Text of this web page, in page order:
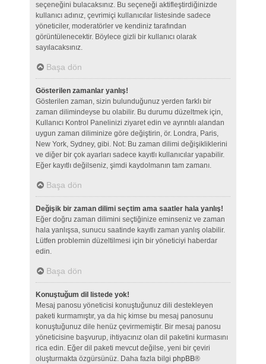
seçeneğini bulacaksınız. Bu seçeneği aktifleştirdiğinizde
kullanıcı adınız, çevrimiçi kullanıcılar listesinde sadece
yöneticiler, moderatörler ve kendiniz tarafından
görüntülenecektir. Böylece gizli bir kullanıcı olarak
sayılacaksınız.
Başa dön
Gösterilen zamanlar yanlış!
Gösterilen zaman, sizin bulunduğunuz yerden farklı bir
zaman dilimindeyse bu olabilir. Bu durumu düzeltmek için,
Kullanıcı Kontrol Panelinizi ziyaret edin ve ayrıntılı alandan
uygun zaman diliminize göre değiştirin, ör. Londra, Paris,
New York, Sydney, gibi. Not: Bu zaman dilimi değişikliklerini
ve diğer bir çok ayarları sadece kayıtlı kullanıcılar yapabilir.
Eğer kayıtlı değilseniz, şimdi kaydolmanın tam zamanı.
Başa dön
Değişik bir zaman dilimi seçtim ama saatler hala yanlış!
Eğer doğru zaman dilimini seçtiğinize eminseniz ve zaman
hala yanlışsa, sunucu saatinde kayıtlı zaman yanlış olabilir.
Lütfen problemin düzeltilmesi için bir yöneticiyi haberdar
edin.
Başa dön
Konuştuğum dil listede yok!
Mesaj panosu yöneticisi konuştuğunuz dili destekleyen
paketi kurmamıştır, ya da hiç kimse bu mesaj panosunu
konuştuğunuz dile henüz çevirmemiştir. Bir mesaj panosu
yöneticisine başvurup, ihtiyacınız olan dil paketini kurmasını
rica edin. Eğer dil paketi mevcut değilse, yeni bir çeviri
oluşturmakta özgürsünüz. Daha fazla bilgi phpBB®